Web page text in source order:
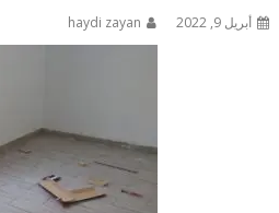
أبريل 9, 2022 haydi zayan